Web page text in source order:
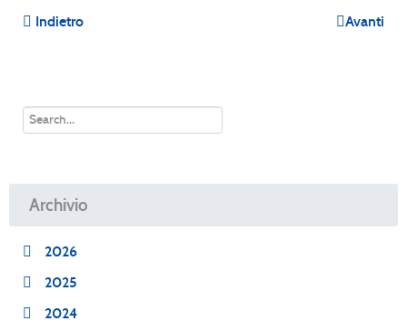
Indietro Avanti
Archivio
2026
2025
2024